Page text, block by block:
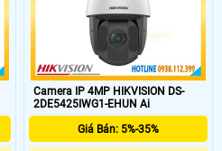
Camera IP 4MP HIKVISION DS-
2DE5425IWG1-EHUN Ai
Giá Bán: 5%-35%